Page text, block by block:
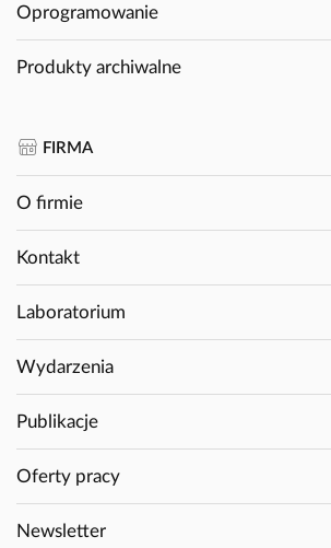
Oprogramowanie
Produkty archiwalne
FIRMA
O firmie
Kontakt
Laboratorium
Wydarzenia
Publikacje
Oferty pracy
Newsletter